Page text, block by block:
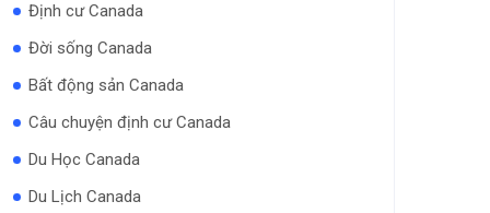
Định cư Canada
Đời sống Canada
Bất động sản Canada
Câu chuyện định cư Canada
Du Học Canada
Du Lịch Canada